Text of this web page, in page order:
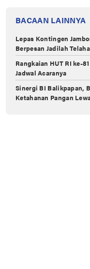
BACAAN LAINNYA
Lepas Kontingen
Berpesan Jadilah
Rangkaian HUT RI ke-
Jadwal Acaranya
Sinergi BI Balikpapan,
Ketahanan Pangan